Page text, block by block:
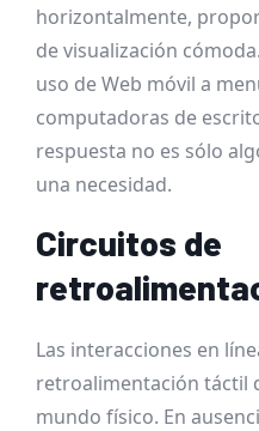
horizontalmente,
de visualización
uso de Web móvil a
computadoras de
respuesta no es sólo
una necesidad.
Circuitos de
Las interacciones en
retroalimentación táctil
mundo físico. En